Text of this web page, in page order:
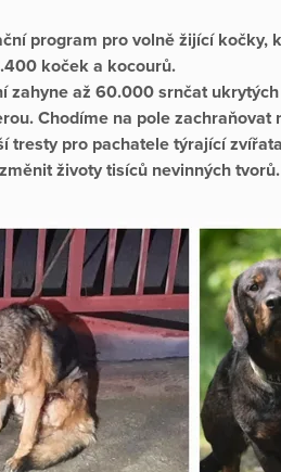
program pro volně žijící kočky,
koček a kocourů.
zahyne až 60.000 srnčat
Chodíme na pole
tresty pro pachatele týrající
životy tisíců nevinných tvorů.